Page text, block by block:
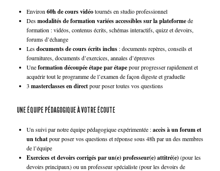
Environ 60h de cours vidéotournés en studio professionnel
Desmodalités de formation variées accessibles sur la plateformede
formation : vidéos, contenus écrits, schémas interactifs, quizz et devoirs,
forums d’échange
Lesdocuments de cours écrits inclus : documents repères, conseils et
fournitures, documents d’exercices, annales d’épreuves
Uneformation découpée étape par étapepour progresser rapidement et
acquérir tout le programme de l’examen de façon digeste et graduelle
3 masterclasses en directpour poser toutes vos questions
UNE ÉQUIPE PÉDAGOGIQUE À VOTRE ÉCOUTE
Un suivi par notre équipe pédagogique expérimentée :accès à un forum et
un tchatpour poser vos questions et réponse sous 48h par un des membres
de l’équipe
Exercices et devoirs corrigés par un(e) professeur(e) attitré(e)(pour les
devoirs principaux) ou un professeur spécialiste (pour les devoirs de